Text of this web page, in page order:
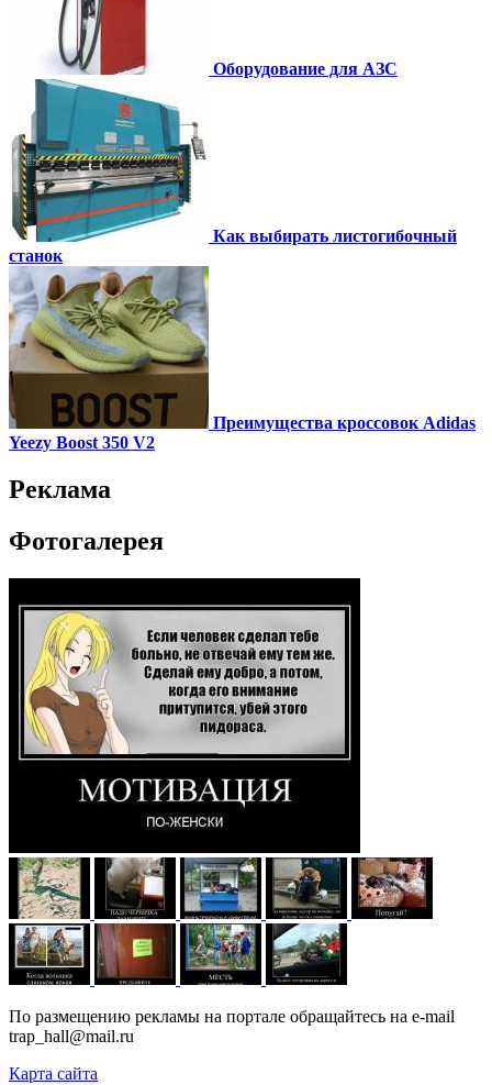
Оборудование для АЗС
Как выбирать листогибочный
станок
Преимущества кроссовок Adidas
Yeezy Boost 350 V2
Реклама
Фотогалерея
По размещению рекламы на портале обращайтесь на e-mail
trap_hall@mail.ru
Карта сайта